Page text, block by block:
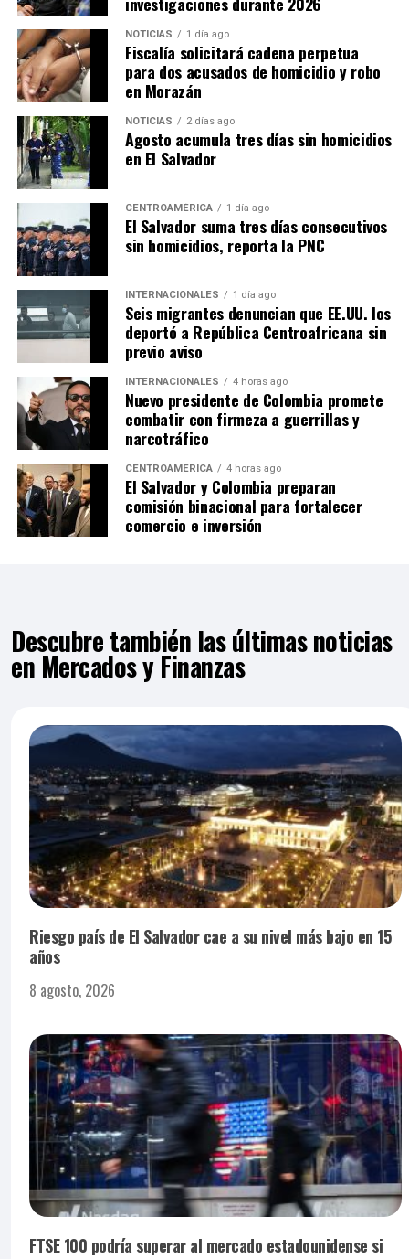
NOTICIAS 1 día ago
Fiscalía solicitará cadena perpetua
para dos acusados de homicidio y robo
en Morazán
NOTICIAS 2 días ago
Agosto acumula tres días sin homicidios
en El Salvador
CENTROAMÉRICA 1 día ago
El Salvador suma tres días consecutivos
sin homicidios, reporta la PNC
INTERNACIONALES 1 día ago
Seis migrantes denuncian que EE.UU. los
deportó a República Centroafricana sin
previo aviso
INTERNACIONALES 4 horas ago
Nuevo presidente de Colombia promete
combatir con firmeza a guerrillas y
narcotráfico
CENTROAMÉRICA 4 horas ago
El Salvador y Colombia preparan
comisión binacional para fortalecer
comercio e inversión
Descubre también las últimas noticias
en Mercados y Finanzas
Riesgo país de El Salvador cae a su nivel más bajo en 15
años
8 agosto, 2026
FTSE 100 podría superar al mercado estadounidense si